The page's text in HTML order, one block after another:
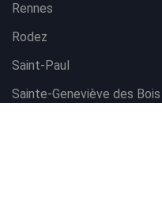
Rennes
Rodez
Saint-Paul
Sainte-Geneviève des Bois